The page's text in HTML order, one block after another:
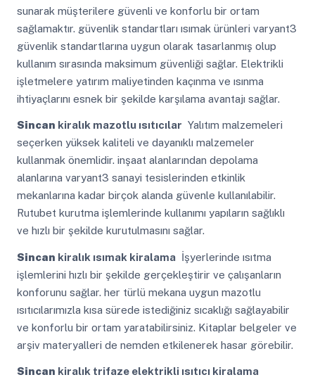
sunarak müşterilere güvenli ve konforlu bir ortam
sağlamaktır. güvenlik standartları ısımak ürünleri varyant3
güvenlik standartlarına uygun olarak tasarlanmış olup
kullanım sırasında maksimum güvenliği sağlar. Elektrikli
işletmelere yatırım maliyetinden kaçınma ve ısınma
ihtiyaçlarını esnek bir şekilde karşılama avantajı sağlar.
Sincan kiralık mazotlu ısıtıcılar Yalıtım malzemeleri
seçerken yüksek kaliteli ve dayanıklı malzemeler
kullanmak önemlidir. inşaat alanlarından depolama
alanlarına varyant3 sanayi tesislerinden etkinlik
mekanlarına kadar birçok alanda güvenle kullanılabilir.
Rutubet kurutma işlemlerinde kullanımı yapıların sağlıklı
ve hızlı bir şekilde kurutulmasını sağlar.
Sincan kiralık ısımak kiralamaİşyerlerinde ısıtma
işlemlerini hızlı bir şekilde gerçekleştirir ve çalışanların
konforunu sağlar. her türlü mekana uygun mazotlu
ısıtıcılarımızla kısa sürede istediğiniz sıcaklığı sağlayabilir
ve konforlu bir ortam yaratabilirsiniz. Kitaplar belgeler ve
arşiv materyalleri de nemden etkilenerek hasar görebilir.
Sincan kiralık trifaze elektrikli ısıtıcı kiralama